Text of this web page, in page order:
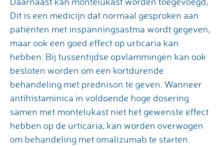
Dit is een medicijn dat normaal gesproken aan
patiënten met inspanningsastma wordt gegeven,
maar ook een goed effect op urticaria kan
hebben. Bij tussentijdse opvlammingen kan ook
besloten worden om een kortdurende
behandeling met prednison te geven. Wanneer
antihistaminica in voldoende hoge dosering
samen met montelukast niet het gewenste effect
hebben op de urticaria, kan worden overwogen
om behandeling met omalizumab te starten.